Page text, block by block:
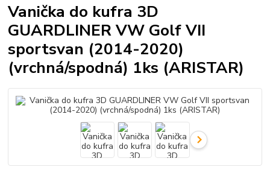
Vanička do kufra 3D
GUARDLINER VW Golf VII
sportsvan (2014-2020)
(vrchná/spodná) 1ks (ARISTAR)